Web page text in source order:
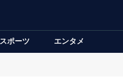
スポーツ エンタメ